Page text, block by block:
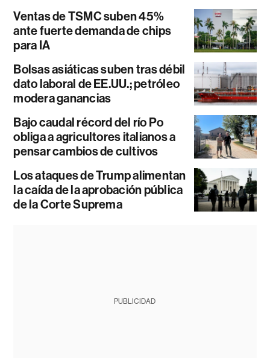
Ventas de TSMC suben 45%
ante fuerte demanda de chips
para IA
Bolsas asiáticas suben tras débil
dato laboral de EE.UU.; petróleo
modera ganancias
Bajo caudal récord del río Po
obliga a agricultores italianos a
pensar cambios de cultivos
Los ataques de Trump alimentan
la caída de la aprobación pública
de la Corte Suprema
PUBLICIDAD